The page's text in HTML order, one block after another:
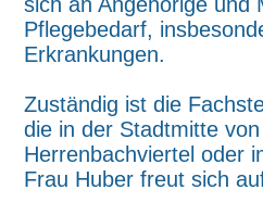
Pflegebedarf,
Erkrankungen.
Zuständig ist die
die in der Stadtmitte
Herrenbachviertel oder
Frau Huber freut sich